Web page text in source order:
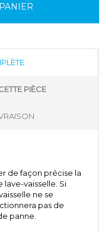
PIÈCE
de façon précise la
lave-vaisselle. Si
ne se
pas de
panne.